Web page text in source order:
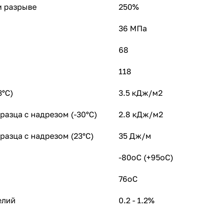
разрыве 250%
36 МПа
68
118
3.5 кДж/м2
с надрезом (-30°C) 2.8 кДж/м2
с надрезом (23°C) 35 Дж/м
-80oC (+95oC)
76oC
0.2 - 1.2%